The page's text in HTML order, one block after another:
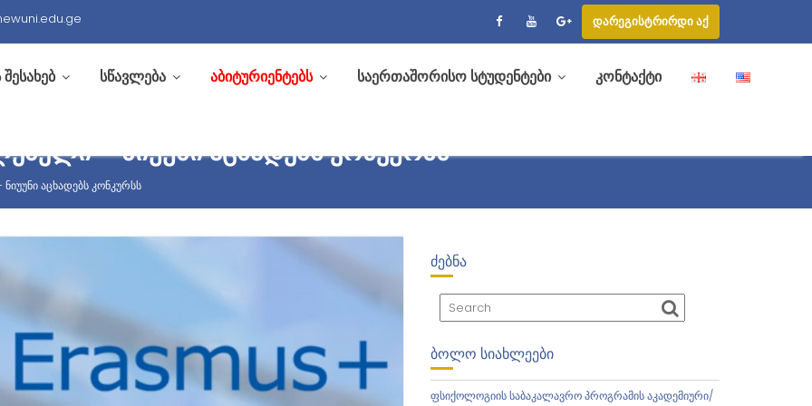
დარეგისტრირდი აქ
შესახებ სწავლება აბიტურიენტებს საერთაშორისო სტუდენტები კონტაქტი
– ᲜᲘᲣᲣᲜᲘ ᲐᲪᲮᲐᲓᲔᲑᲡ ᲙᲝᲜᲙᲣᲠᲡᲡ
აცხადებს კონკურსს
ᲫᲔᲑᲜᲐ
ᲑᲝᲚᲝ ᲡᲘᲐᲮᲚᲔᲔᲑᲘ
ფსიქოლოგიის საბაკალავრო პროგრამის აკადემიური/